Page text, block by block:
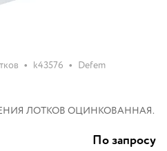
• k43576 • Defem
ЛОТКОВ ОЦИНКОВАННАЯ.
По запросу